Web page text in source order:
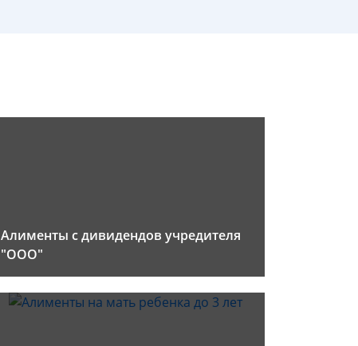
Алименты с дивидендов учредителя
"ООО"